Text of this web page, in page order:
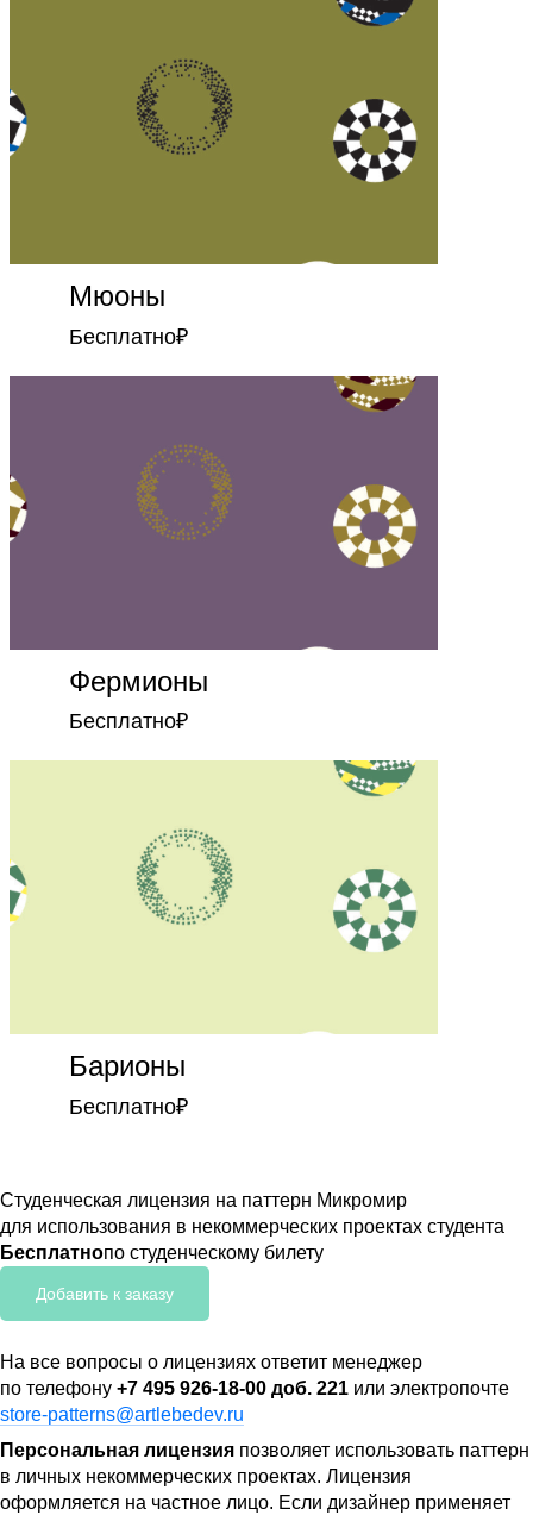
Мюоны
Бесплатно₽
Фермионы
Бесплатно₽
Барионы
Бесплатно₽
Студенческая лицензия на паттерн Микромир
для использования в некоммерческих проектах студента
Бесплатнопо студенческому билету
Добавить к заказу
На все вопросы о лицензиях ответит менеджер
по телефону +7 495 926-18-00 доб. 221 или электропочте
store-patterns@artlebedev.ru
Персональная лицензия позволяет использовать паттерн
в личных некоммерческих проектах. Лицензия
оформляется на частное лицо. Если дизайнер применяет